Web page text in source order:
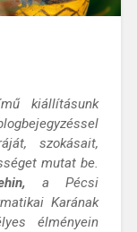
kiállításunk
szokásait,
mutat be.
a Pécsi
Karának
élményein